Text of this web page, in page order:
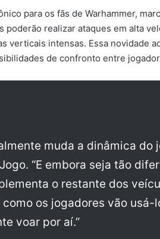
para os fãs de Warhammer,
poderão realizar ataques em alta
verticais intensas. Essa novidade
de confronto entre
muda a dinâmica do
“E embora seja tão
o restante dos
os jogadores vão usá-
voar por aí.”